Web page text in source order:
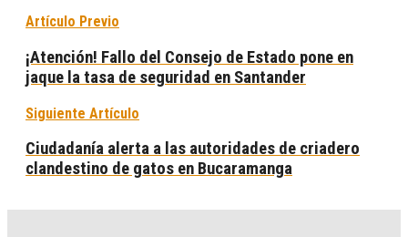
Artículo Previo
¡Atención! Fallo del Consejo de Estado pone en
jaque la tasa de seguridad en Santander
Siguiente Artículo
Ciudadanía alerta a las autoridades de criadero
clandestino de gatos en Bucaramanga